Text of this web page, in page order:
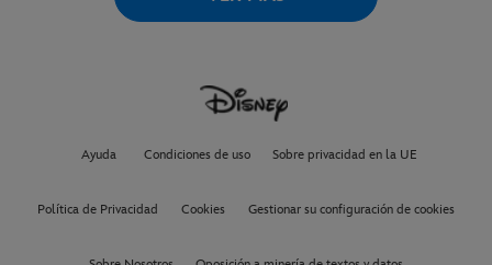
Ayuda Condiciones de uso Sobre privacidad en la UE
Política de Privacidad Cookies Gestionar su configuración de cookies